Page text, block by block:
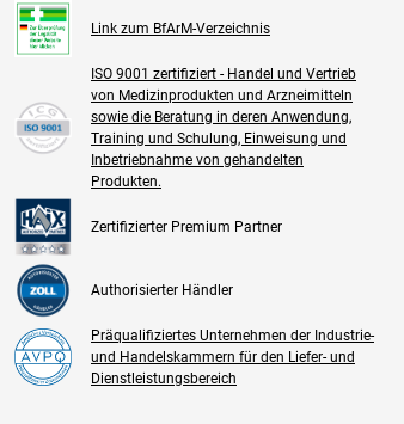
Link zum BfArM-Verzeichnis
ISO 9001 zertifiziert - Handel und Vertrieb
von Medizinprodukten und Arzneimitteln
sowie die Beratung in deren Anwendung,
Training und Schulung, Einweisung und
Inbetriebnahme von gehandelten
Produkten.
Zertifizierter Premium Partner
Authorisierter Händler
Präqualifiziertes Unternehmen der Industrie-
und Handelskammern für den Liefer- und
Dienstleistungsbereich